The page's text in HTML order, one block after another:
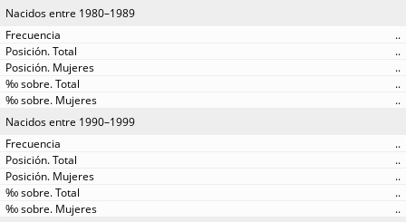
Nacidos entre 1980–1989
..
..
..
..
..
Nacidos entre 1990–1999
..
..
..
..
..